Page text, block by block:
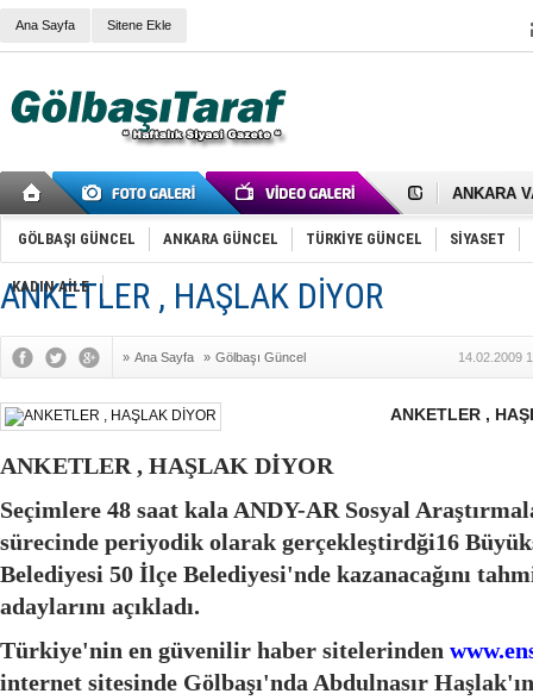
Ana Sayfa Sitene Ekle
Cemal
Samet
FAİZ
GÖLBAŞI GÜNCEL ANKARA GÜNCEL TÜRKİYE GÜNCEL SİYASET
KADIN AİLE
ANKETLER , HAŞLAK DİYOR
» Ana Sayfa » Gölbaşı Güncel 14.02.2009
ANKETLER ,
ANKETLER , HAŞLAK DİYOR
Seçimlere 48 saat kala ANDY-AR Sosyal
sürecinde periyodik olarak gerçekleştirdği16
Belediyesi 50 İlçe Belediyesi'nde kazanacağını
adaylarını açıkladı.
Türkiye'nin en güvenilir haber sitelerinden
internet sitesinde Gölbaşı'nda Abdulnasır